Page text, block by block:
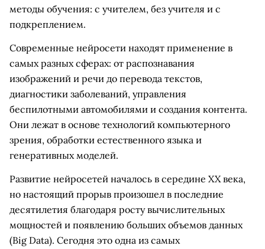
методы обучения: с учителем, без учителя и с
подкреплением.
Современные нейросети находят применение в
самых разных сферах: от распознавания
изображений и речи до перевода текстов,
диагностики заболеваний, управления
беспилотными автомобилями и создания контента.
Они лежат в основе технологий компьютерного
зрения, обработки естественного языка и
генеративных моделей.
Развитие нейросетей началось в середине XX века,
но настоящий прорыв произошел в последние
десятилетия благодаря росту вычислительных
мощностей и появлению больших объемов данных
(Big Data). Сегодня это одна из самых